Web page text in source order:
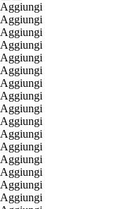
Aggiungi
Aggiungi
Aggiungi
Aggiungi
Aggiungi
Aggiungi
Aggiungi
Aggiungi
Aggiungi
Aggiungi
Aggiungi
Aggiungi
Aggiungi
Aggiungi
Aggiungi
Aggiungi